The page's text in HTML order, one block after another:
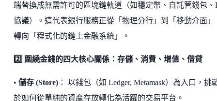
端替換成無需許可的區塊鏈軌道（如穩定幣、自託管錢包、
協議）。這代表銀行服務正從「物理分行」到「移動介面」
轉向「程式化的鏈上金融系統」。
2️⃣ 圍繞金錢的四大核心關係：存儲、消費、增值、借貸
• 儲存 (Store) ： 以錢包（如 Ledger, Metamask）為入口，挑
於如何從單純的資產存放轉化為活躍的交易平台。